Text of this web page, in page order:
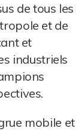
de tous les
et de
et
industriels
mobile et